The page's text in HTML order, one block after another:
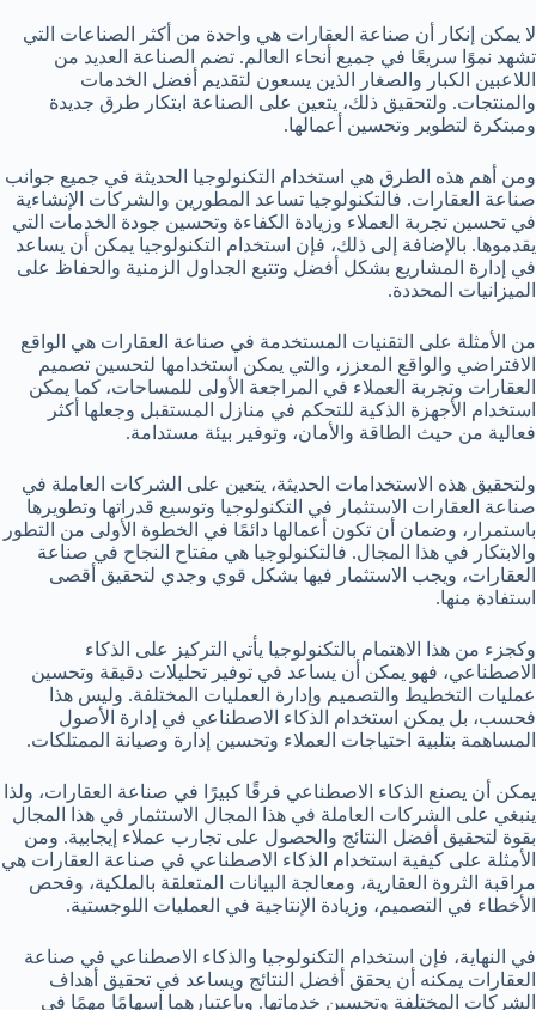
لا يمكن إنكار أن صناعة العقارات هي واحدة من أكثر الصناعات التي
تشهد نموًا سريعًا في جميع أنحاء العالم. تضم الصناعة العديد من
اللاعبين الكبار والصغار الذين يسعون لتقديم أفضل الخدمات
والمنتجات. ولتحقيق ذلك، يتعين على الصناعة ابتكار طرق جديدة
ومبتكرة لتطوير وتحسين أعمالها.
ومن أهم هذه الطرق هي استخدام التكنولوجيا الحديثة في جميع جوانب
صناعة العقارات. فالتكنولوجيا تساعد المطورين والشركات الإنشاءية
في تحسين تجربة العملاء وزيادة الكفاءة وتحسين جودة الخدمات التي
يقدموها. بالإضافة إلى ذلك، فإن استخدام التكنولوجيا يمكن أن يساعد
في إدارة المشاريع بشكل أفضل وتتبع الجداول الزمنية والحفاظ على
الميزانيات المحددة.
من الأمثلة على التقنيات المستخدمة في صناعة العقارات هي الواقع
الافتراضي والواقع المعزز، والتي يمكن استخدامها لتحسين تصميم
العقارات وتجربة العملاء في المراجعة الأولى للمساحات، كما يمكن
استخدام الأجهزة الذكية للتحكم في منازل المستقبل وجعلها أكثر
فعالية من حيث الطاقة والأمان، وتوفير بيئة مستدامة.
ولتحقيق هذه الاستخدامات الحديثة، يتعين على الشركات العاملة في
صناعة العقارات الاستثمار في التكنولوجيا وتوسيع قدراتها وتطويرها
باستمرار، وضمان أن تكون أعمالها دائمًا في الخطوة الأولى من التطور
والابتكار في هذا المجال. فالتكنولوجيا هي مفتاح النجاح في صناعة
العقارات، ويجب الاستثمار فيها بشكل قوي وجدي لتحقيق أقصى
استفادة منها.
وكجزء من هذا الاهتمام بالتكنولوجيا يأتي التركيز على الذكاء
الاصطناعي، فهو يمكن أن يساعد في توفير تحليلات دقيقة وتحسين
عمليات التخطيط والتصميم وإدارة العمليات المختلفة. وليس هذا
فحسب، بل يمكن استخدام الذكاء الاصطناعي في إدارة الأصول
المساهمة بتلبية احتياجات العملاء وتحسين إدارة وصيانة الممتلكات.
يمكن أن يصنع الذكاء الاصطناعي فرقًا كبيرًا في صناعة العقارات، ولذا
ينبغي على الشركات العاملة في هذا المجال الاستثمار في هذا المجال
بقوة لتحقيق أفضل النتائج والحصول على تجارب عملاء إيجابية. ومن
الأمثلة على كيفية استخدام الذكاء الاصطناعي في صناعة العقارات هي
مراقبة الثروة العقارية، ومعالجة البيانات المتعلقة بالملكية، وفحص
الأخطاء في التصميم، وزيادة الإنتاجية في العمليات اللوجستية.
في النهاية، فإن استخدام التكنولوجيا والذكاء الاصطناعي في صناعة
العقارات يمكنه أن يحقق أفضل النتائج ويساعد في تحقيق أهداف
الشركات المختلفة وتحسين خدماتها. وباعتبارهما إسهامًا مهمًا في